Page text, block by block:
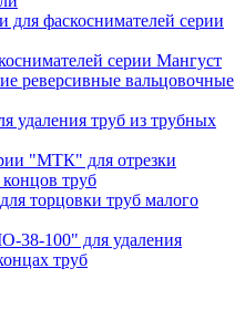
для фаскоснимателей серии
серии Мангуст
реверсивные вальцовочные
удаления труб из трубных
"МТК" для отрезки
труб
торцовки труб малого
100" для удаления
труб